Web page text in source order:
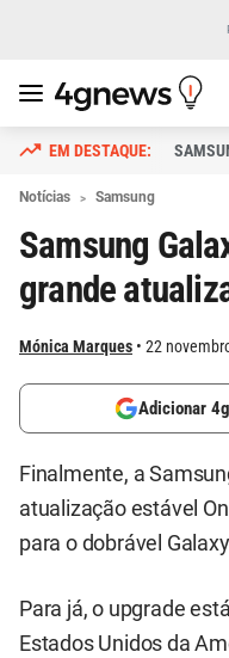
Notícias Samsung
Samsung
grande
Mónica Marques 22
Adicionar
Finalmente, a
atualização estável
para o dobrável
Para já, o upgrade
Estados Unidos da